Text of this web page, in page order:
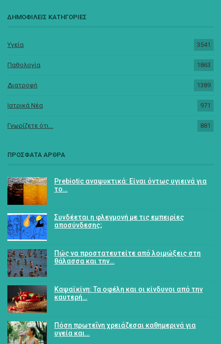
ΔΗΜΟΦΙΛΕΙΣ ΚΑΤΗΓΟΡΙΕΣ
Υγεία 3541
Παθολογία 1863
Διατροφή 1389
Ιατρικά Νέα 971
Γνωρίζετε ότι... 881
ΠΡΟΣΦΑΤΑ ΑΡΘΡΑ
Prebiotic αναψυκτικά: Είναι όντως υγιεινά για
το…
Συνδέεται η φλεγμονή με τις εμπειρίες
αποσύνδεσης;
Πώς να προστατευτείτε από λοιμώξεις στη
θάλασσα και την…
Καψαϊκίνη: Τα οφέλη και οι κίνδυνοι από την
καυτερή…
Πόση πρωτεΐνη χρειάζεσαι καθημερινά για
υγεία και…